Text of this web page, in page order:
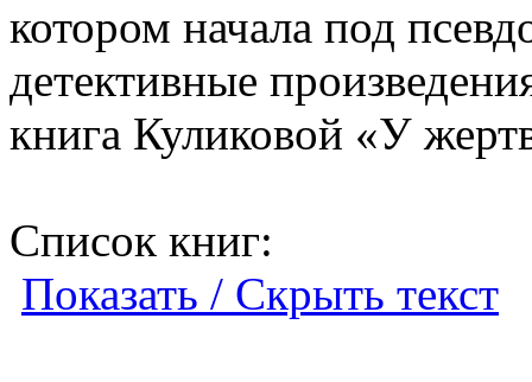
котором начала под
детективные
книга Куликовой «У
Список книг:
Показать / Скрыть текст